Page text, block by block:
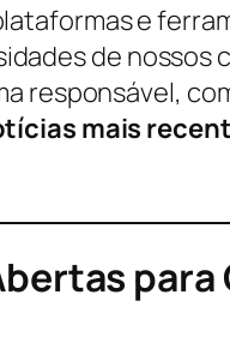
e
de
responsável,
mais